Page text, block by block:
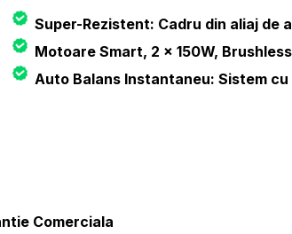
Super-Rezistent: Cadru din aliaj de
Motoare Smart, 2 x 150W, Brushless
Auto Balans Instantaneu: Sistem cu
Comerciala